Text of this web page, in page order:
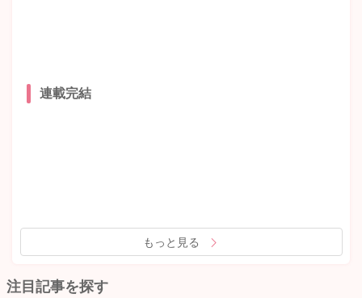
連載完結
もっと見る
注目記事を探す